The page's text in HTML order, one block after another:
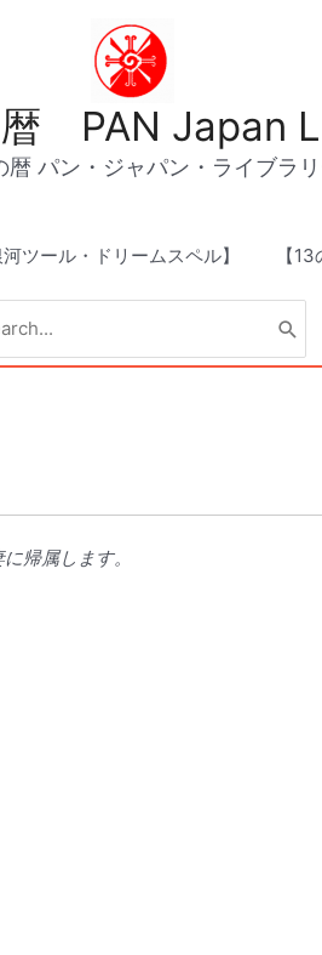
暦 PAN Japan
暦 パン・ジャパン・ライブラ
河ツール・ドリームスペル】 【
帰属します。